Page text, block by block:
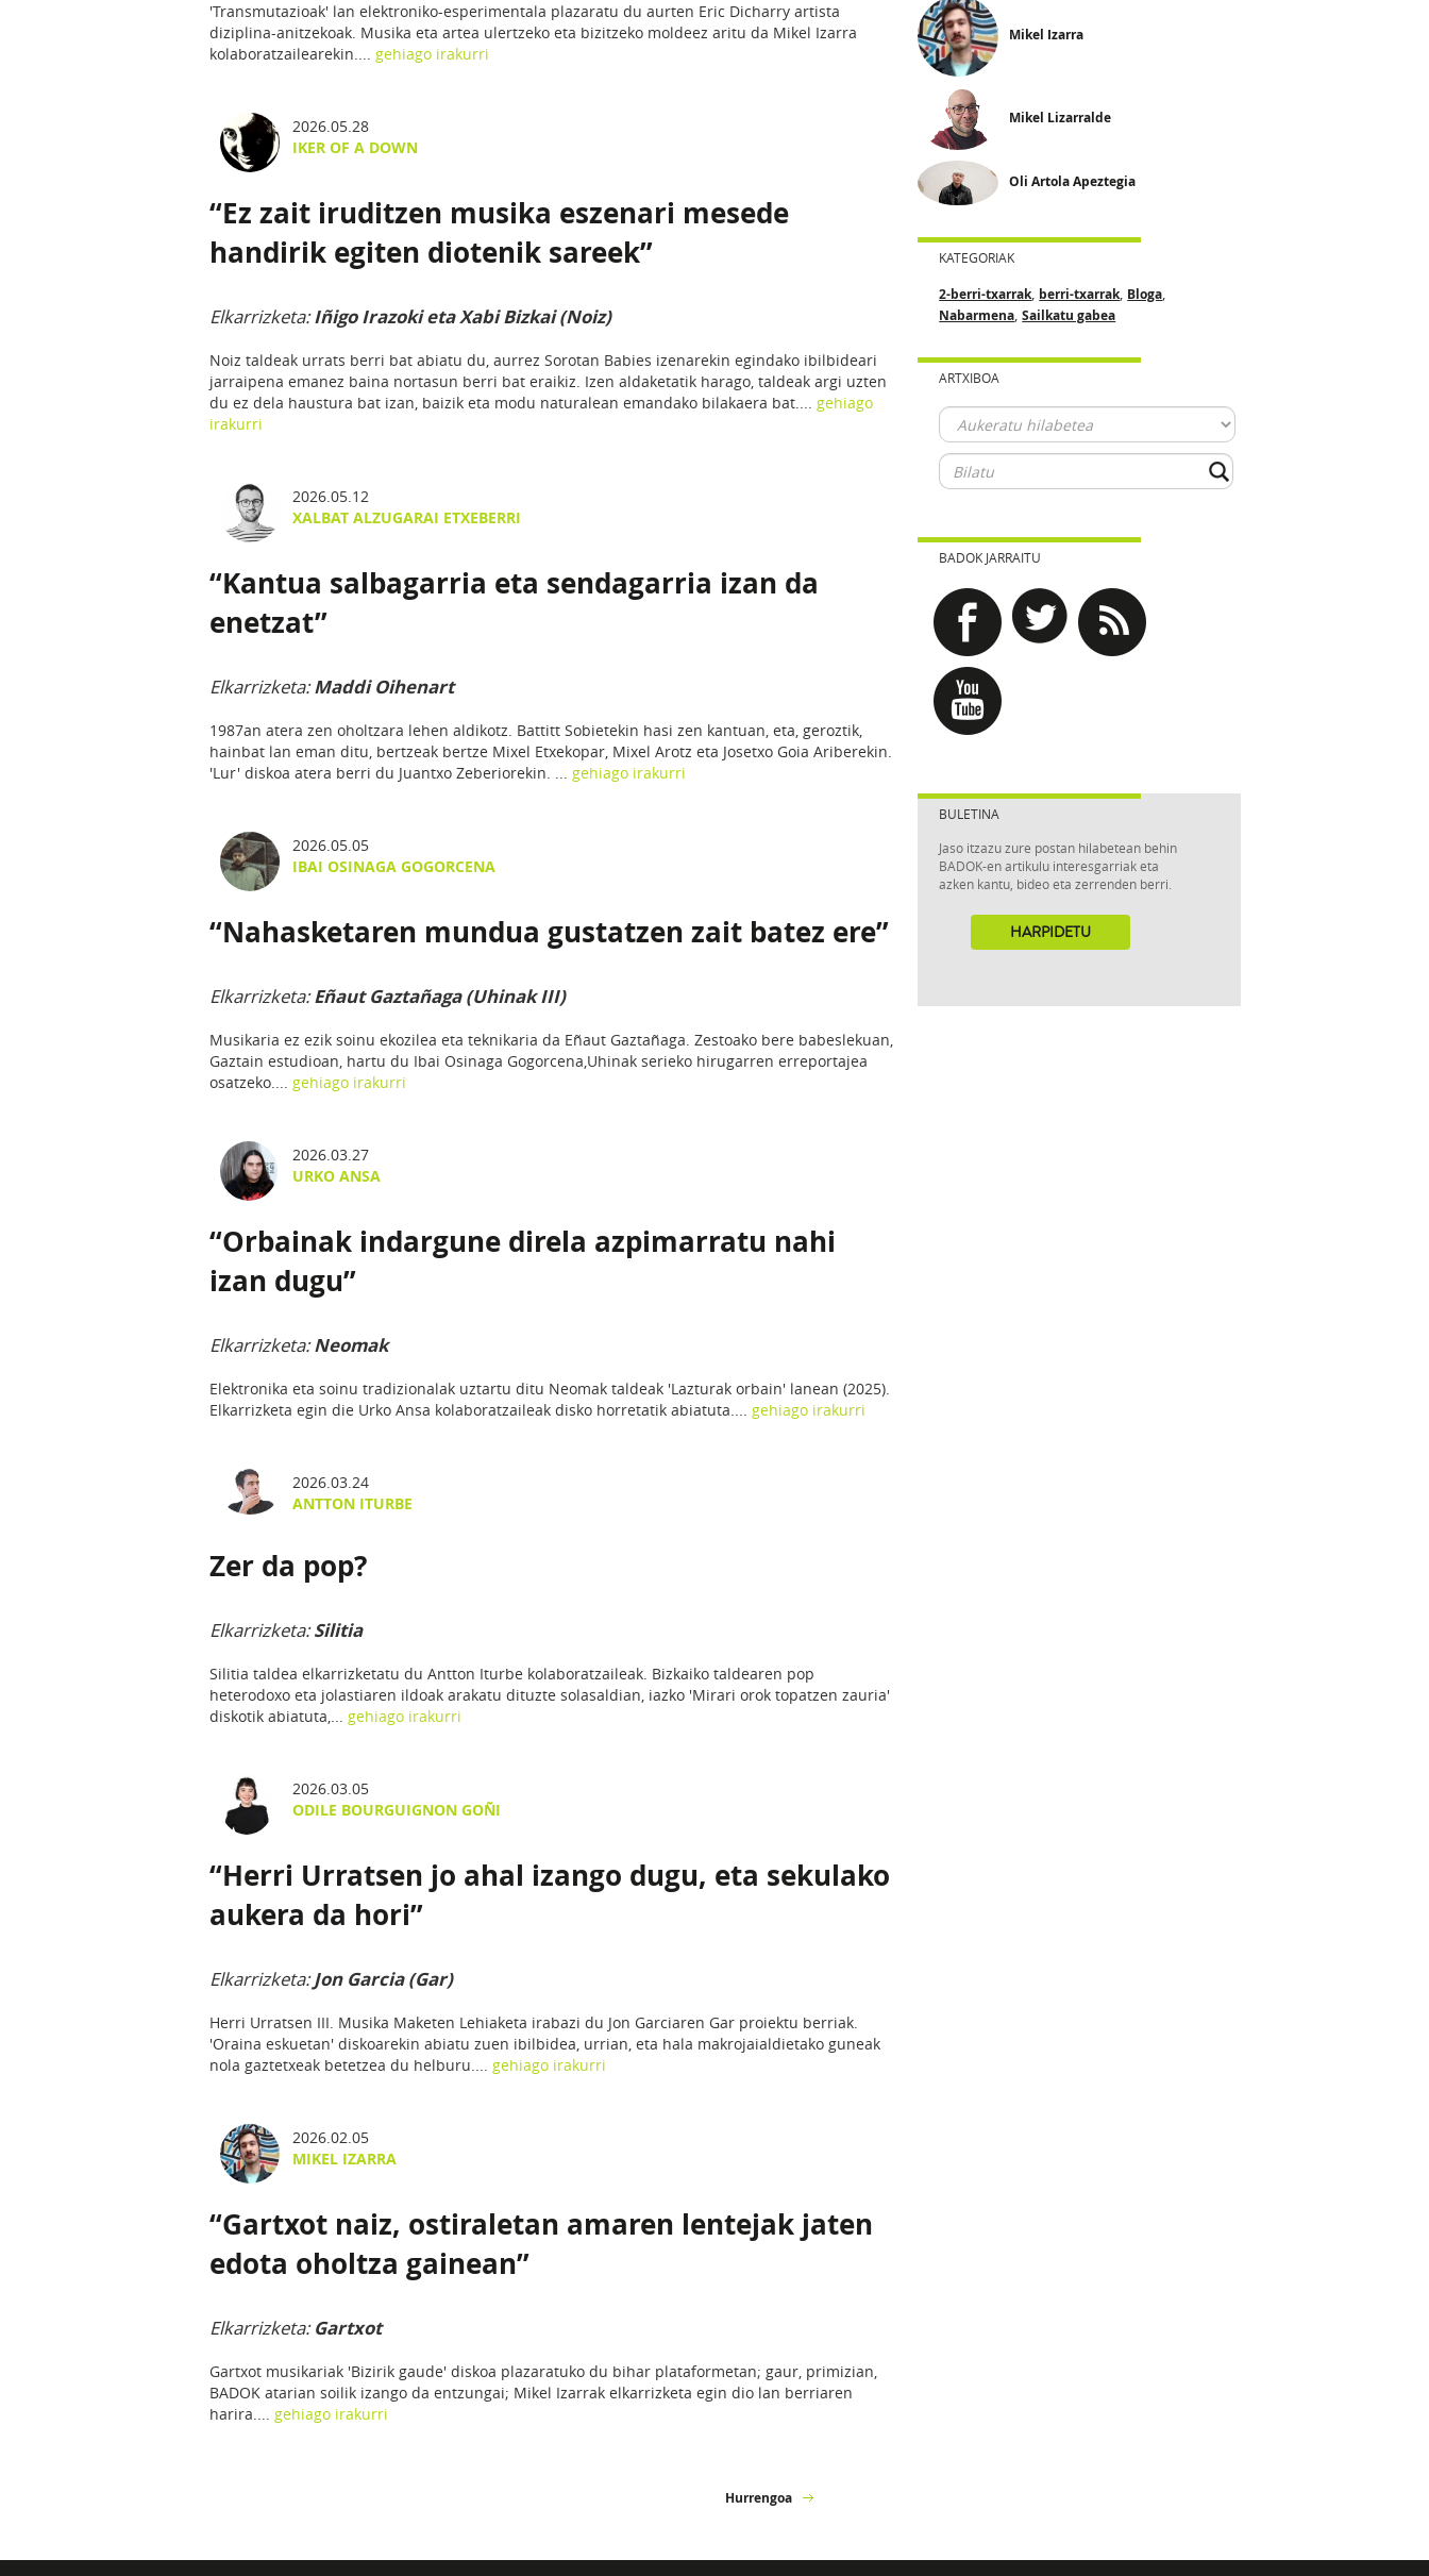
'Transmutazioak' lan elektroniko-esperimentala plazaratu du aurten Eric Dicharry artista
diziplina-anitzekoak. Musika eta artea ulertzeko eta bizitzeko moldeez aritu da Mikel Izarra
kolaboratzailearekin.... gehiago irakurri
2026.05.28
IKER OF A DOWN
“Ez zait iruditzen musika eszenari mesede
handirik egiten diotenik sareek”
Elkarrizketa:Iñigo Irazoki eta Xabi Bizkai (Noiz)
Noiz taldeak urrats berri bat abiatu du, aurrez Sorotan Babies izenarekin egindako ibilbideari
jarraipena emanez baina nortasun berri bat eraikiz. Izen aldaketatik harago, taldeak argi uzten
du ez dela haustura bat izan, baizik eta modu naturalean emandako bilakaera bat.... gehiago
irakurri
2026.05.12
XALBAT ALZUGARAI ETXEBERRI
“Kantua salbagarria eta sendagarria izan da
enetzat”
Elkarrizketa:Maddi Oihenart
1987an atera zen oholtzara lehen aldikotz. Battitt Sobietekin hasi zen kantuan, eta, geroztik,
hainbat lan eman ditu, bertzeak bertze Mixel Etxekopar, Mixel Arotz eta Josetxo Goia Ariberekin.
'Lur' diskoa atera berri du Juantxo Zeberiorekin. ... gehiago irakurri
2026.05.05
IBAI OSINAGA GOGORCENA
“Nahasketaren mundua gustatzen zait batez ere”
Elkarrizketa:Eñaut Gaztañaga (Uhinak III)
Musikaria ez ezik soinu ekozilea eta teknikaria da Eñaut Gaztañaga. Zestoako bere babeslekuan,
Gaztain estudioan, hartu du Ibai Osinaga Gogorcena,Uhinak serieko hirugarren erreportajea
osatzeko.... gehiago irakurri
2026.03.27
URKO ANSA
“Orbainak indargune direla azpimarratu nahi
izan dugu”
Elkarrizketa:Neomak
Elektronika eta soinu tradizionalak uztartu ditu Neomak taldeak 'Lazturak orbain' lanean (2025).
Elkarrizketa egin die Urko Ansa kolaboratzaileak disko horretatik abiatuta.... gehiago irakurri
2026.03.24
ANTTON ITURBE
Zer da pop?
Elkarrizketa:Silitia
Silitia taldea elkarrizketatu du Antton Iturbe kolaboratzaileak. Bizkaiko taldearen pop
heterodoxo eta jolastiaren ildoak arakatu dituzte solasaldian, iazko 'Mirari orok topatzen zauria'
diskotik abiatuta,... gehiago irakurri
2026.03.05
ODILE BOURGUIGNON GOÑI
“Herri Urratsen jo ahal izango dugu, eta sekulako
aukera da hori”
Elkarrizketa:Jon Garcia (Gar)
Herri Urratsen III. Musika Maketen Lehiaketa irabazi du Jon Garciaren Gar proiektu berriak.
'Oraina eskuetan' diskoarekin abiatu zuen ibilbidea, urrian, eta hala makrojaialdietako guneak
nola gaztetxeak betetzea du helburu.... gehiago irakurri
2026.02.05
MIKEL IZARRA
“Gartxot naiz, ostiraletan amaren lentejak jaten
edota oholtza gainean”
Elkarrizketa:Gartxot
Gartxot musikariak 'Bizirik gaude' diskoa plazaratuko du bihar plataformetan; gaur, primizian,
BADOK atarian soilik izango da entzungai; Mikel Izarrak elkarrizketa egin dio lan berriaren
harira.... gehiago irakurri
Mikel Izarra
Mikel Lizarralde
Oli Artola Apeztegia
KATEGORIAK
2-berri-txarrak, berri-txarrak, Bloga,
Nabarmena,Sailkatu gabea
ARTXIBOA
BADOK JARRAITU
BULETINA
Jaso itzazu zure postan hilabetean behin
BADOK-en artikulu interesgarriak eta
azken kantu, bideo eta zerrenden berri.
HARPIDETU
Hurrengoa